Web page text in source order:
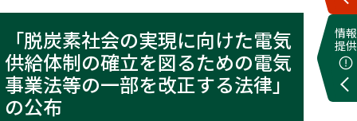
情報
提供
「脱炭素社会の実現に向けた電気
供給体制の確立を図るための電気
事業法等の一部を改正する法律」
の公布